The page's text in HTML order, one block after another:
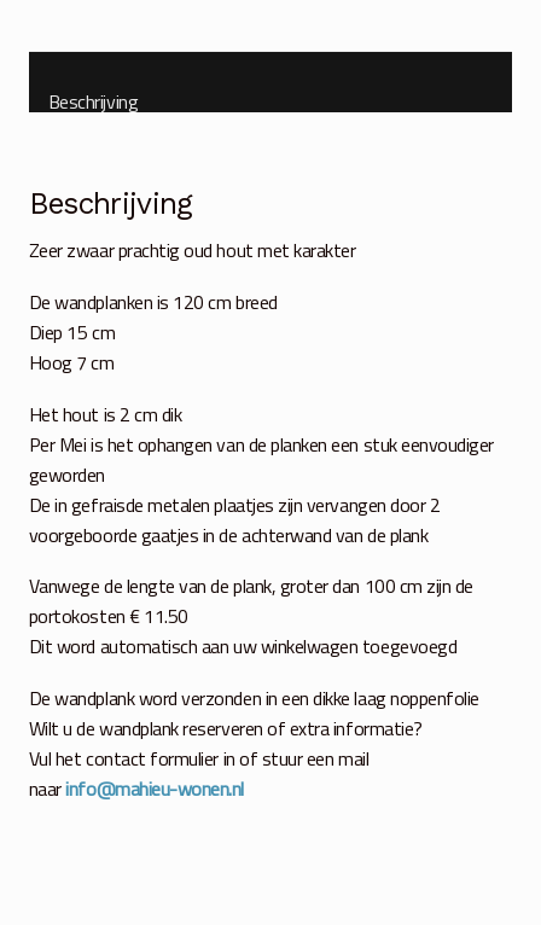
Beschrijving
Beschrijving
Zeer zwaar prachtig oud hout met karakter
De wandplanken is 120 cm breed
Diep 15 cm
Hoog 7 cm
Het hout is 2 cm dik
Per Mei is het ophangen van de planken een stuk eenvoudiger
geworden
De in gefraisde metalen plaatjes zijn vervangen door 2
voorgeboorde gaatjes in de achterwand van de plank
Vanwege de lengte van de plank, groter dan 100 cm zijn de
portokosten € 11.50
Dit word automatisch aan uw winkelwagen toegevoegd
De wandplank word verzonden in een dikke laag noppenfolie
Wilt u de wandplank reserveren of extra informatie?
Vul het contact formulier in of stuur een mail
naarinfo@mahieu-wonen.nl